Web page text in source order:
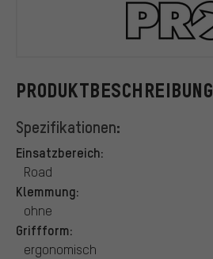
PRODUKTBESCHREIBUNG
Spezifikationen:
Einsatzbereich:
Road
Klemmung:
ohne
Griffform:
ergonomisch